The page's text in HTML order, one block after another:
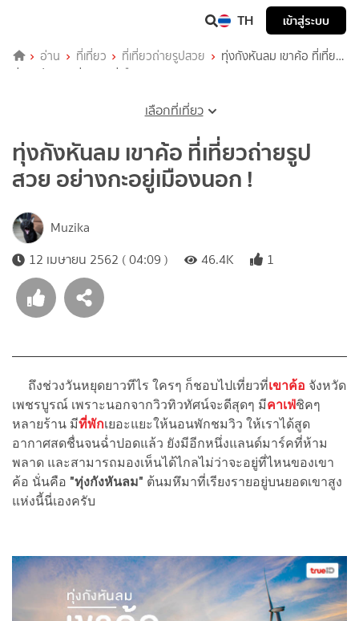
TH เข้าสู่ระบบ
อ่าน ที่เที่ยว ที่เที่ยวถ่ายรูปสวย
ทุ่งกังหันลม เขาค้อ ที่เที่ยว
ถ่ายรูปสวย อย่างกะอยู่เมืองนอก !
เลือกที่เที่ยว
ทุ่งกังหันลม เขาค้อ ที่เที่ยวถ่ายรูป
สวย อย่างกะอยู่เมืองนอก !
Muzika
12 เมษายน 2562 ( 04:09 )
46.4K 1
ถึงช่วงวันหยุดยาวทีไร ใครๆ ก็ชอบไปเที่ยวที่เขาค้อ จังหวัด
เพชรบูรณ์ เพราะนอกจากวิวทิวทัศน์จะดีสุดๆ มีคาเฟ่ชิคๆ
หลายร้าน มีที่พักเยอะแยะให้นอนพักชมวิว ให้เราได้สูด
อากาศสดชื่นจนฉ่ำปอดแล้ว ยังมีอีกหนึ่งแลนด์มาร์คที่ห้าม
พลาด และสามารถมองเห็นได้ไกลไม่ว่าจะอยู่ที่ไหนของเขา
ค้อ นั่นคือ "ทุ่งกังหันลม" ต้นมหึมาที่เรียงรายอยู่บนยอดเขาสูง
แห่งนี้นี่เองครับ